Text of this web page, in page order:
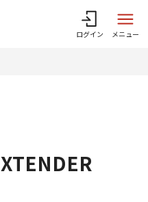
ログイン メニュー